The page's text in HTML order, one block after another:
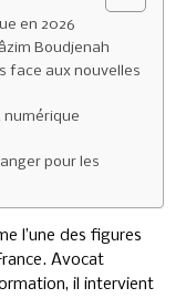
en 2026
Boudjenah
face aux nouvelles
numérique
pour les
l’une des figures
Avocat
il intervient